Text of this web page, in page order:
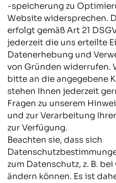
-speicherung zu
Website widersprechen.
erfolgt gemäß Art 21
jederzeit die uns erteilte
Datenerhebung und
von Gründen widerrufen.
bitte an die angegebene
stehen Ihnen jederzeit
Fragen zu unserem
und zur Verarbeitung
zur Verfügung.
Beachten sie, dass sich
zum Datenschutz, z. B.
ändern können. Es ist